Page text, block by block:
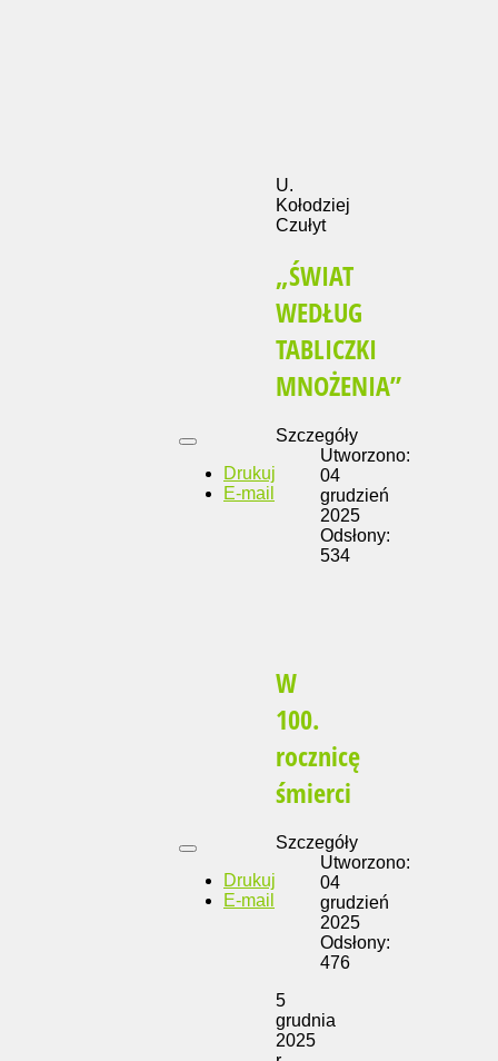
U.
Kołodziej
Czułyt
„ŚWIAT
WEDŁUG
TABLICZKI
MNOŻENIA”
Drukuj
E-mail
Szczegóły
Utworzono:
04
grudzień
2025
Odsłony:
534
W
100.
rocznicę
śmierci
Drukuj
E-mail
Szczegóły
Utworzono:
04
grudzień
2025
Odsłony:
476
5
grudnia
2025